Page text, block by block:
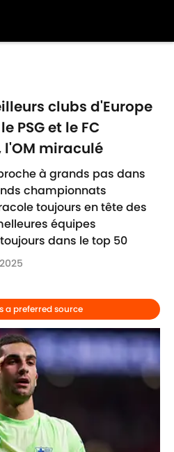
clubs d'Europe
PSG et le FC
l'OM miraculé
à grands pas dans
championnats
toujours en tête des
équipes
toujours dans le top 50
a preferred source